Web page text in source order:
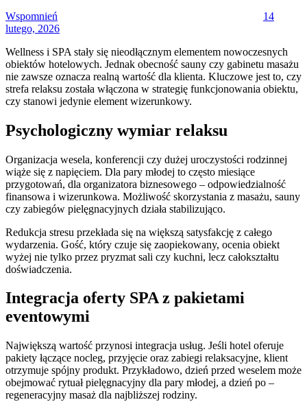
Wspomnień
14
lutego, 2026
Wellness i SPA stały się nieodłącznym elementem nowoczesnych
obiektów hotelowych. Jednak obecność sauny czy gabinetu masażu
nie zawsze oznacza realną wartość dla klienta. Kluczowe jest to, czy
strefa relaksu została włączona w strategię funkcjonowania obiektu,
czy stanowi jedynie element wizerunkowy.
Psychologiczny wymiar relaksu
Organizacja wesela, konferencji czy dużej uroczystości rodzinnej
wiąże się z napięciem. Dla pary młodej to często miesiące
przygotowań, dla organizatora biznesowego – odpowiedzialność
finansowa i wizerunkowa. Możliwość skorzystania z masażu, sauny
czy zabiegów pielęgnacyjnych działa stabilizująco.
Redukcja stresu przekłada się na większą satysfakcję z całego
wydarzenia. Gość, który czuje się zaopiekowany, ocenia obiekt
wyżej nie tylko przez pryzmat sali czy kuchni, lecz całokształtu
doświadczenia.
Integracja oferty SPA z pakietami
eventowymi
Największą wartość przynosi integracja usług. Jeśli hotel oferuje
pakiety łączące nocleg, przyjęcie oraz zabiegi relaksacyjne, klient
otrzymuje spójny produkt. Przykładowo, dzień przed weselem może
obejmować rytuał pielęgnacyjny dla pary młodej, a dzień po –
regeneracyjny masaż dla najbliższej rodziny.